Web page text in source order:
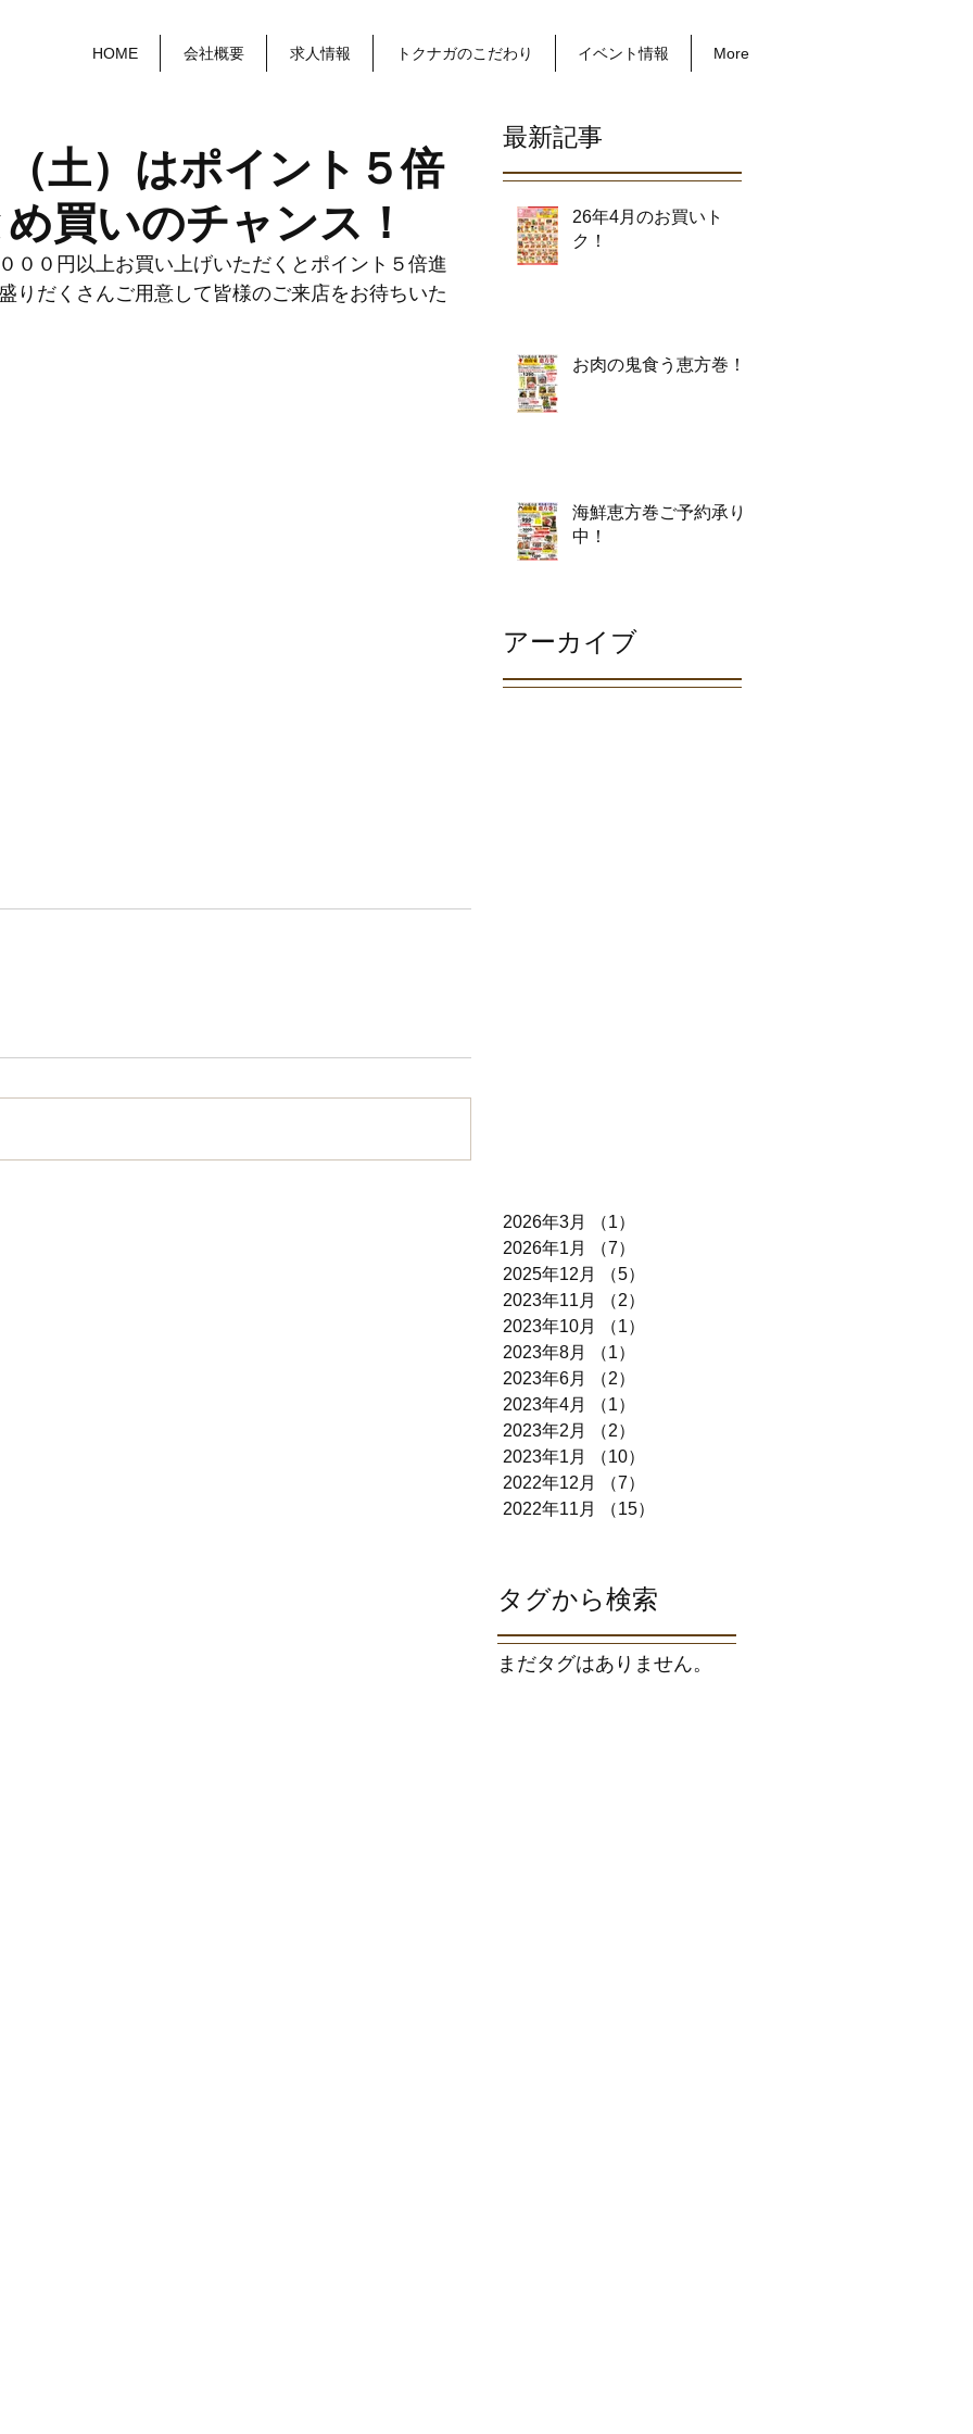
HOME 会社概要 求人情報 トクナガのこだわり イベント情報 More
土）はポイント５倍
買いのチャンス！
００円以上お買い上げいただくとポイント５倍進
りだくさんご用意して皆様のご来店をお待ちいた
最新記事
26年4月のお買いト
ク！
お肉の鬼食う恵方巻！
海鮮恵方巻ご予約承り
中！
アーカイブ
2026年3月 （1）
2026年1月
（7）
2025年12月
（5）
2023年11月
（2）
2023年10月
（1）
2023年8月
（1）
2023年6月
（2）
2023年4月
（1）
2023年2月
（2）
2023年1月
（10）
2022年12月
（7）
2022年11月
（15）
タグから検索
まだタグはありません。